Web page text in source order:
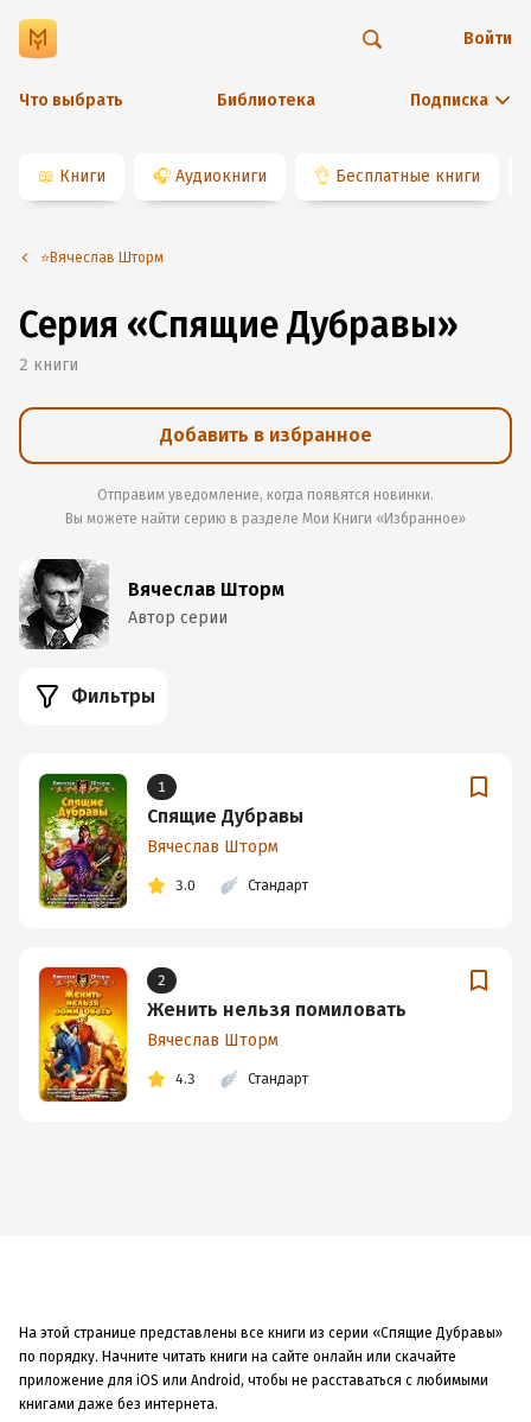
Что выбрать Библиотека Подписка
Войти
📖 Книги 🎧 Аудиокниги 👌 Бесплатные книги
⭐️Вячеслав Шторм
Серия «Спящие Дубравы»
2 книги
Добавить в избранное
Отправим уведомление, когда появятся новинки.
Вы можете найти серию в разделе Мои Книги «Избранное»
Вячеслав Шторм
Автор серии
Фильтры
1
Спящие Дубравы
Вячеслав Шторм
3.0 Стандарт
2
Женить нельзя помиловать
Вячеслав Шторм
4.3 Стандарт
На этой странице представлены все книги из серии «Спящие Дубравы»
по порядку. Начните читать книги на сайте онлайн или скачайте
приложение для iOS или Android, чтобы не расставаться с любимыми
книгами даже без интернета.